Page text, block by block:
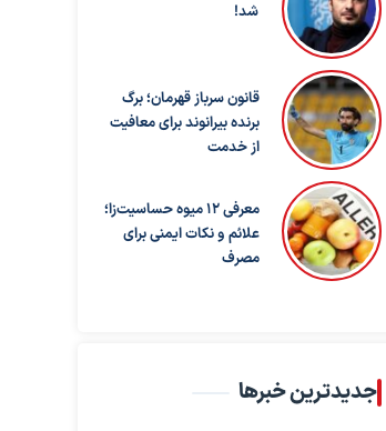
شد!
قانون سرباز قهرمان؛ برگ
برنده بیرانوند برای معافیت
از خدمت
معرفی ۱۲ میوه حساسیت‌زا؛
علائم و نکات ایمنی برای
مصرف
جدیدترین خبرها